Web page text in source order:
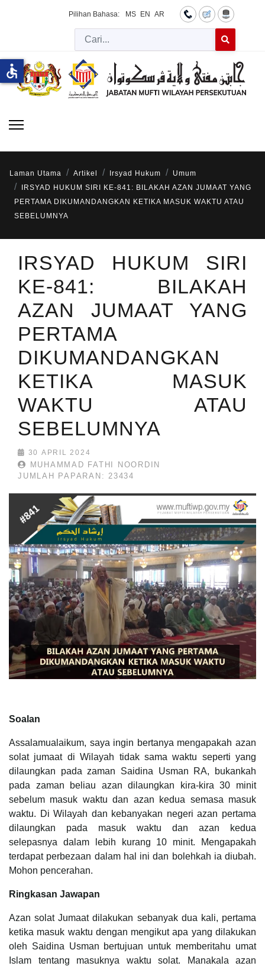
Pilihan Bahasa: MS EN AR
Cari
Laman Utama Artikel Irsyad Hukum
Umum
IRSYAD HUKUM SIRI KE-841: BILAKAH AZAN JUMAAT YANG
PERTAMA DIKUMANDANGKAN KETIKA MASUK WAKTU ATAU
SEBELUMNYA
IRSYAD HUKUM SIRI
KE-841: BILAKAH
AZAN JUMAAT YANG
PERTAMA
DIKUMANDANGKAN
KETIKA MASUK
WAKTU ATAU
SEBELUMNYA
30 APRIL 2024
MUHAMMAD FATHI NOORDIN
JUMLAH PAPARAN: 23434
Soalan
Assalamualaikum, saya ingin bertanya mengapakah azan
solat jumaat di Wilayah tidak sama waktu seperti yang
dilaungkan pada zaman Saidina Usman RA, bukankah
pada zaman beliau azan dilaungkan kira-kira 30 minit
sebelum masuk waktu dan azan kedua semasa masuk
waktu. Di Wilayah dan kebanyakan negeri azan pertama
dilaungkan pada masuk waktu dan azan kedua
selepasnya dalam lebih kurang 10 minit. Mengapakah
terdapat perbezaan dalam hal ini dan bolehkah ia diubah.
Mohon pencerahan.
Ringkasan Jawapan
Azan solat Jumaat dilakukan sebanyak dua kali, pertama
ketika masuk waktu dengan mengikut apa yang dilakukan
oleh Saidina Usman bertujuan untuk memberitahu umat
Islam tentang masuknya waktu solat. Manakala azan
accessible